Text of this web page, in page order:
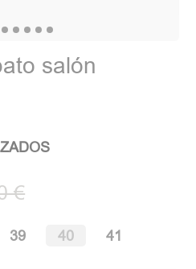
salón
€
39 40 41